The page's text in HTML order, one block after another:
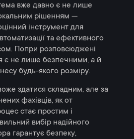
вже давно є не лише
рішенням —
інструмент для
та ефективного
Попри розповсюджені
є не лише безпечними, а й
будь-якого розміру.
здатися складним, але за
фахівців, як от
стає простим і
вибір надійного
гарантує безпеку,